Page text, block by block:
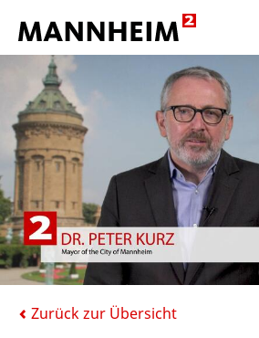
Zurück zur Übersicht